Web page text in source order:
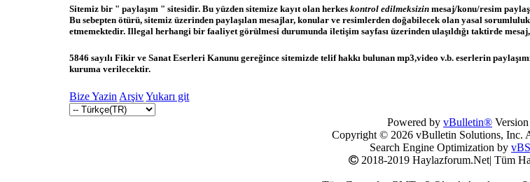
Sitemiz bir " paylaşım " sitesidir. Bu yüzden sitemize kayıt olan herkeskontrol edilmeksizin mesaj/konu/resim
Bu sebepten ötürü, sitemiz üzerinden paylaşılan mesajlar, konular ve resimlerden doğabilecek olan yasal
etmemektedir. Illegal herhangi bir faaliyet görülmesi durumunda iletişim sayfası üzerinden ulaşıldığı taktirde
5846 sayılı Fikir ve Sanat Eserleri Kanunu gereğince sitemizde telif hakkı bulunan mp3,video v.b. eserlerin
kuruma verilecektir.
Bize Yazin Arşiv Yukarı git
Powered by vBulletin®
Copyright © 2026 vBulletin Solutions, Inc.
Search Engine Optimization by
2018-2019 Haylazforum.Net| Tüm